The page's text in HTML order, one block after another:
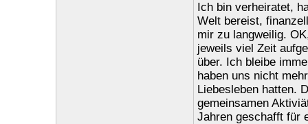
Ich bin verheiratet,
Welt bereist,
mir zu langweilig.
jeweils viel Zeit
über. Ich bleibe
haben uns nicht
Liebesleben hatten.
gemeinsamen
Jahren geschafft für